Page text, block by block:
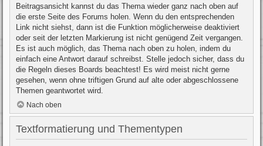
Beitragsansicht kannst du das Thema wieder ganz nach oben auf
die erste Seite des Forums holen. Wenn du den entsprechenden
Link nicht siehst, dann ist die Funktion möglicherweise deaktiviert
oder seit der letzten Markierung ist nicht genügend Zeit vergangen.
Es ist auch möglich, das Thema nach oben zu holen, indem du
einfach eine Antwort darauf schreibst. Stelle jedoch sicher, dass du
die Regeln dieses Boards beachtest! Es wird meist nicht gerne
gesehen, wenn ohne triftigen Grund auf alte oder abgeschlossene
Themen geantwortet wird.
Nach oben
Textformatierung und Thementypen